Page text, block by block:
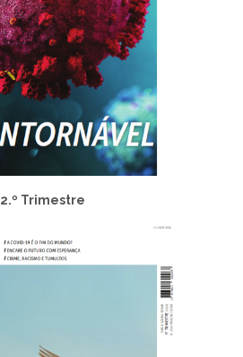
2.º Trimestre